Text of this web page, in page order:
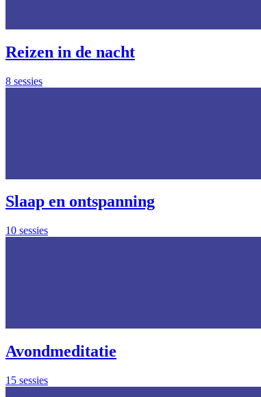
Reizen in de nacht
8 sessies
Slaap en ontspanning
10 sessies
Avondmeditatie
15 sessies